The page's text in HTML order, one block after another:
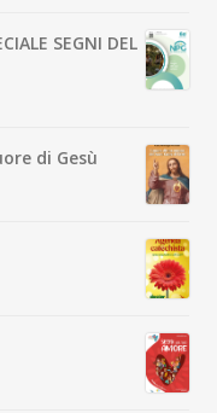
SEGNI DEL
di Gesù